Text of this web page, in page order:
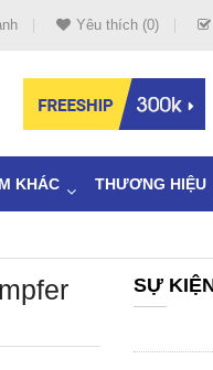
Yêu thích (0)
KHÁC THƯƠNG HIỆU
SỰ